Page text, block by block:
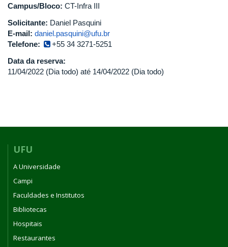
Campus/Bloco: CT-Infra III
Solicitante: Daniel Pasquini
E-mail: daniel.pasquini@ufu.br
Telefone:
+55 34 3271-5251
Data da reserva:
11/04/2022 (Dia todo) até 14/04/2022 (Dia todo)
UFU
A Universidade
Campi
Faculdades e Institutos
Bibliotecas
Hospitais
Restaurantes